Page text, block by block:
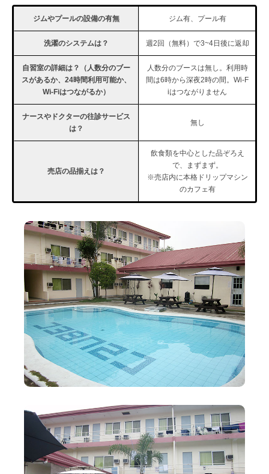
ジムやプールの設備の有無 ジム有、プール有
洗濯のシステムは？ 週2回（無料）で3~4日後に返却
自習室の詳細は？（人数分のブー
スがあるか、24時間利用可能か、
Wi-Fiはつながるか）
人数分のブースは無し。利用時
間は6時から深夜2時の間。Wi-F
iはつながりません
ナースやドクターの往診サービス
は？
無し
売店の品揃えは？
飲食類を中心とした品ぞろえ
で、まずまず。
※売店内に本格ドリップマシン
のカフェ有